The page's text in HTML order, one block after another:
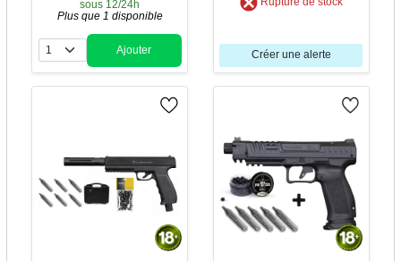
sous 12/24h
Plus que 1 disponible
Quantité
Ajouter Créer une alerte